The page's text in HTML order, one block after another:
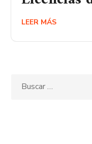
LEER MÁS